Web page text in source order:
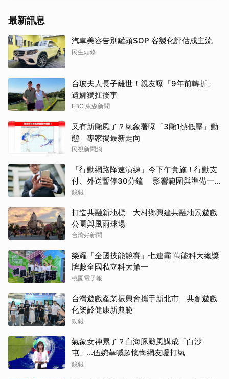
最新訊息
汽車美容告別罐頭SOP 客製化評估成主流
民生頭條
台玻夫人長子離世！親友曝「9年前轉折」
遺孀獨扛後事
EBC 東森新聞
又有新颱風了？氣象署曝「3颱1熱低壓」動
態 專家揭最新走向
民視新聞網
「行動網路降速演練」今下午實施！行動支
付、外送暫停30分鐘 影響範圍與準備一
次看
鏡報
打造共融新地標 大村鄉興建共融地景遊戲
公園與風雨球場
台灣好新聞
榮耀「全國技能競賽」七連霸 萬能科大總獎
牌數全國私立科大第一
桃園電子報
台灣遊戲產業振興會攜手新北市 共創遊戲
化樂齡健康新典範
勁報
氣象女神累了？白海豚颱風講成「白沙
屯」...伍婉華喊超懊悔網友暖打氣
鏡報